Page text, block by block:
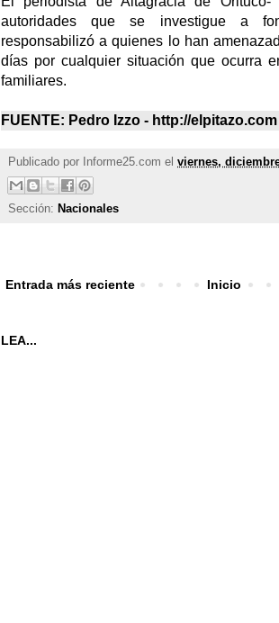
autoridades que se investigue a
responsabilizó a quienes lo han
días por cualquier situación que ocurra
familiares.
FUENTE: Pedro Izzo - http://elpitazo.com
Publicado por Informe25.com el viernes,
Sección: Nacionales
Entrada más reciente Inicio
LEA...